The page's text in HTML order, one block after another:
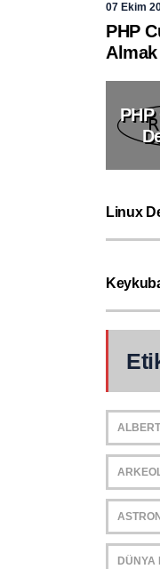
07 Ekim
PHP
PHP
Linux
DÜNYA